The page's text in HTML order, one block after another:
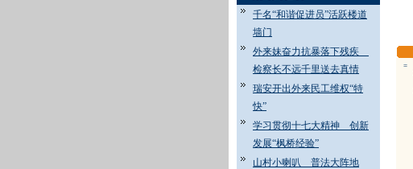
千名“和谐促进员”活跃楼道
墙门
外来妹奋力抗暴落下残疾
检察长不远千里送去真情
瑞安开出外来民工维权“特
快”
学习贯彻十七大精神 创新
发展“枫桥经验”
山村小喇叭 普法大阵地
=